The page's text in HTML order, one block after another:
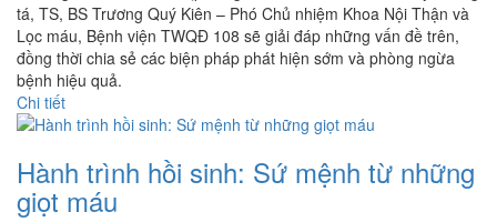
tá, TS, BS Trương Quý Kiên – Phó Chủ nhiệm Khoa Nội Thận và
Lọc máu, Bệnh viện TWQĐ 108 sẽ giải đáp những vấn đề trên,
đồng thời chia sẻ các biện pháp phát hiện sớm và phòng ngừa
bệnh hiệu quả.
Chi tiết
Hành trình hồi sinh: Sứ mệnh từ những
giọt máu